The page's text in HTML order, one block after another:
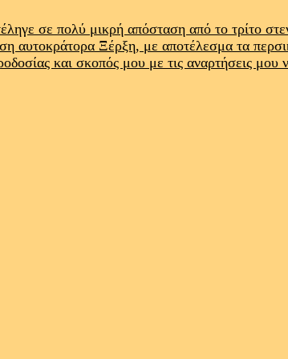
σε πολύ μικρή απόσταση από το
αυτοκράτορα Ξέρξη, με αποτέλεσμα τα
και σκοπός μου με τις αναρτήσεις